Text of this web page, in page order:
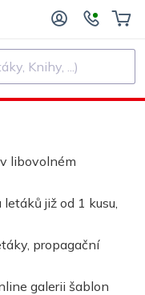
Knihy, ...)
v libovolném
již od 1 kusu,
propagační
galerii šablon